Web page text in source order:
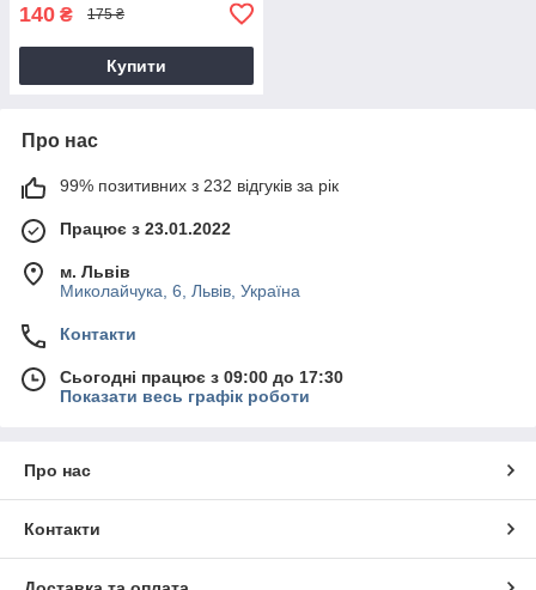
140 ₴ 175 ₴
Купити
Про нас
99% позитивних з 232 відгуків за рік
Працює з 23.01.2022
м. Львів
Миколайчука, 6, Львів, Україна
Контакти
Сьогодні працює з 09:00 до 17:30
Показати весь графік роботи
Про нас
Контакти